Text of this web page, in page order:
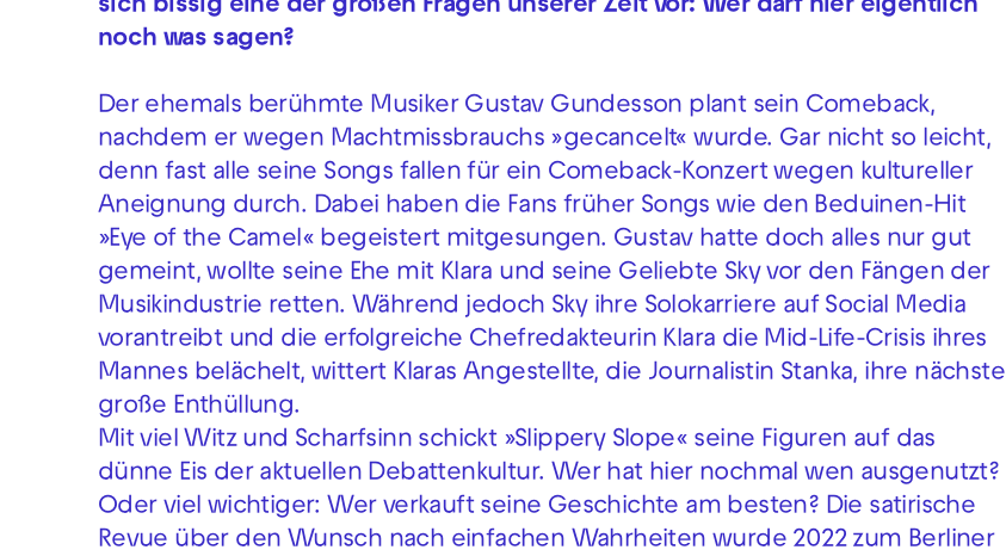
sich bissig eine der großen Fragen unserer Zeit vor: Wer darf hier eigentlich
noch was sagen?
Der ehemals berühmte Musiker Gustav Gundesson plant sein Comeback,
nachdem er wegen Machtmissbrauchs »gecancelt« wurde. Gar nicht so leicht,
denn fast alle seine Songs fallen für ein Comeback-Konzert wegen kultureller
Aneignung durch. Dabei haben die Fans früher Songs wie den Beduinen-Hit
»Eye of the Camel« begeistert mitgesungen. Gustav hatte doch alles nur gut
gemeint, wollte seine Ehe mit Klara und seine Geliebte Sky vor den Fängen der
Musikindustrie retten. Während jedoch Sky ihre Solokarriere auf Social Media
vorantreibt und die erfolgreiche Chefredakteurin Klara die Mid-Life-Crisis ihres
Mannes belächelt, wittert Klaras Angestellte, die Journalistin Stanka, ihre nächste
große Enthüllung.
Mit viel Witz und Scharfsinn schickt »Slippery Slope« seine Figuren auf das
dünne Eis der aktuellen Debattenkultur. Wer hat hier nochmal wen ausgenutzt?
Oder viel wichtiger: Wer verkauft seine Geschichte am besten? Die satirische
Revue über den Wunsch nach einfachen Wahrheiten wurde 2022 zum Berliner